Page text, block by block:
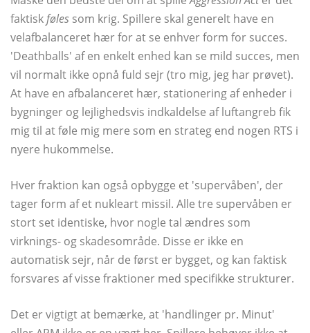
faktiskføles som krig. Spillere skal generelt have en
velafbalanceret hær for at se enhver form for succes.
'Deathballs' af en enkelt enhed kan se mild succes, men
vil normalt ikke opnå fuld sejr (tro mig, jeg har prøvet).
At have en afbalanceret hær, stationering af enheder i
bygninger og lejlighedsvis indkaldelse af luftangreb fik
mig til at føle mig mere som en strateg end nogen RTS i
nyere hukommelse.
Hver fraktion kan også opbygge et 'supervåben', der
tager form af et nukleart missil. Alle tre supervåben er
stort set identiske, hvor nogle tal ændres som
virknings- og skadesområde. Disse er ikke en
automatisk sejr, når de først er bygget, og kan faktisk
forsvares af visse fraktioner med specifikke strukturer.
Det er vigtigt at bemærke, at 'handlinger pr. Minut'